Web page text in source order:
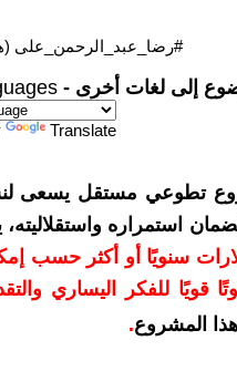
#رضا_عبد_الرحمن_على
إلى لغات أخرى -
Translate
تطوعي مستقل يسعى لنشر
استمراره
بمبلغ 10 دولارات سنويًا أو
قويًا للفكر اليساري
المشروع.